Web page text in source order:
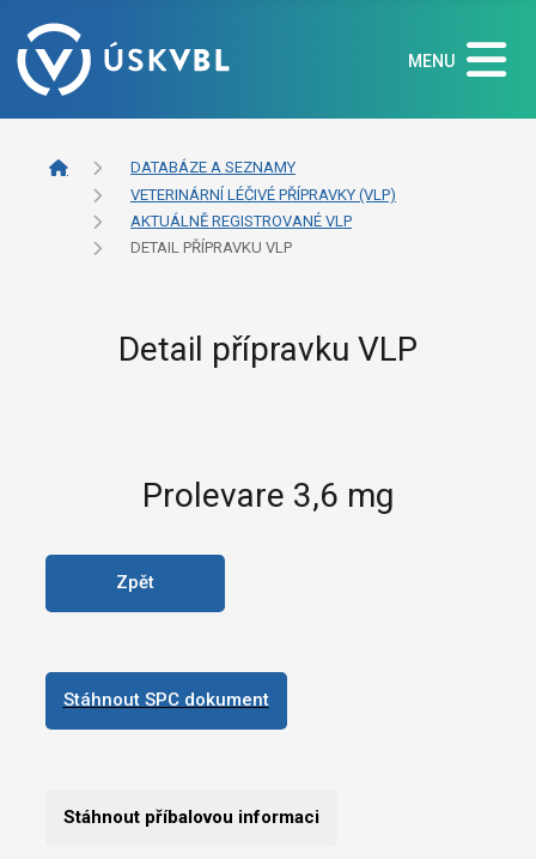
MENU
DATABÁZE A SEZNAMY
VETERINÁRNÍ LÉČIVÉ PŘÍPRAVKY (VLP)
AKTUÁLNĚ REGISTROVANÉ VLP
DETAIL PŘÍPRAVKU VLP
Detail přípravku VLP
Prolevare 3,6 mg
Zpět
Stáhnout SPC dokument
Stáhnout příbalovou informaci